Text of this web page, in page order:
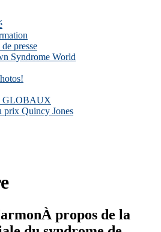
presse
Syndrome World
GLOBAUX
prix Quincy Jones
À propos de la